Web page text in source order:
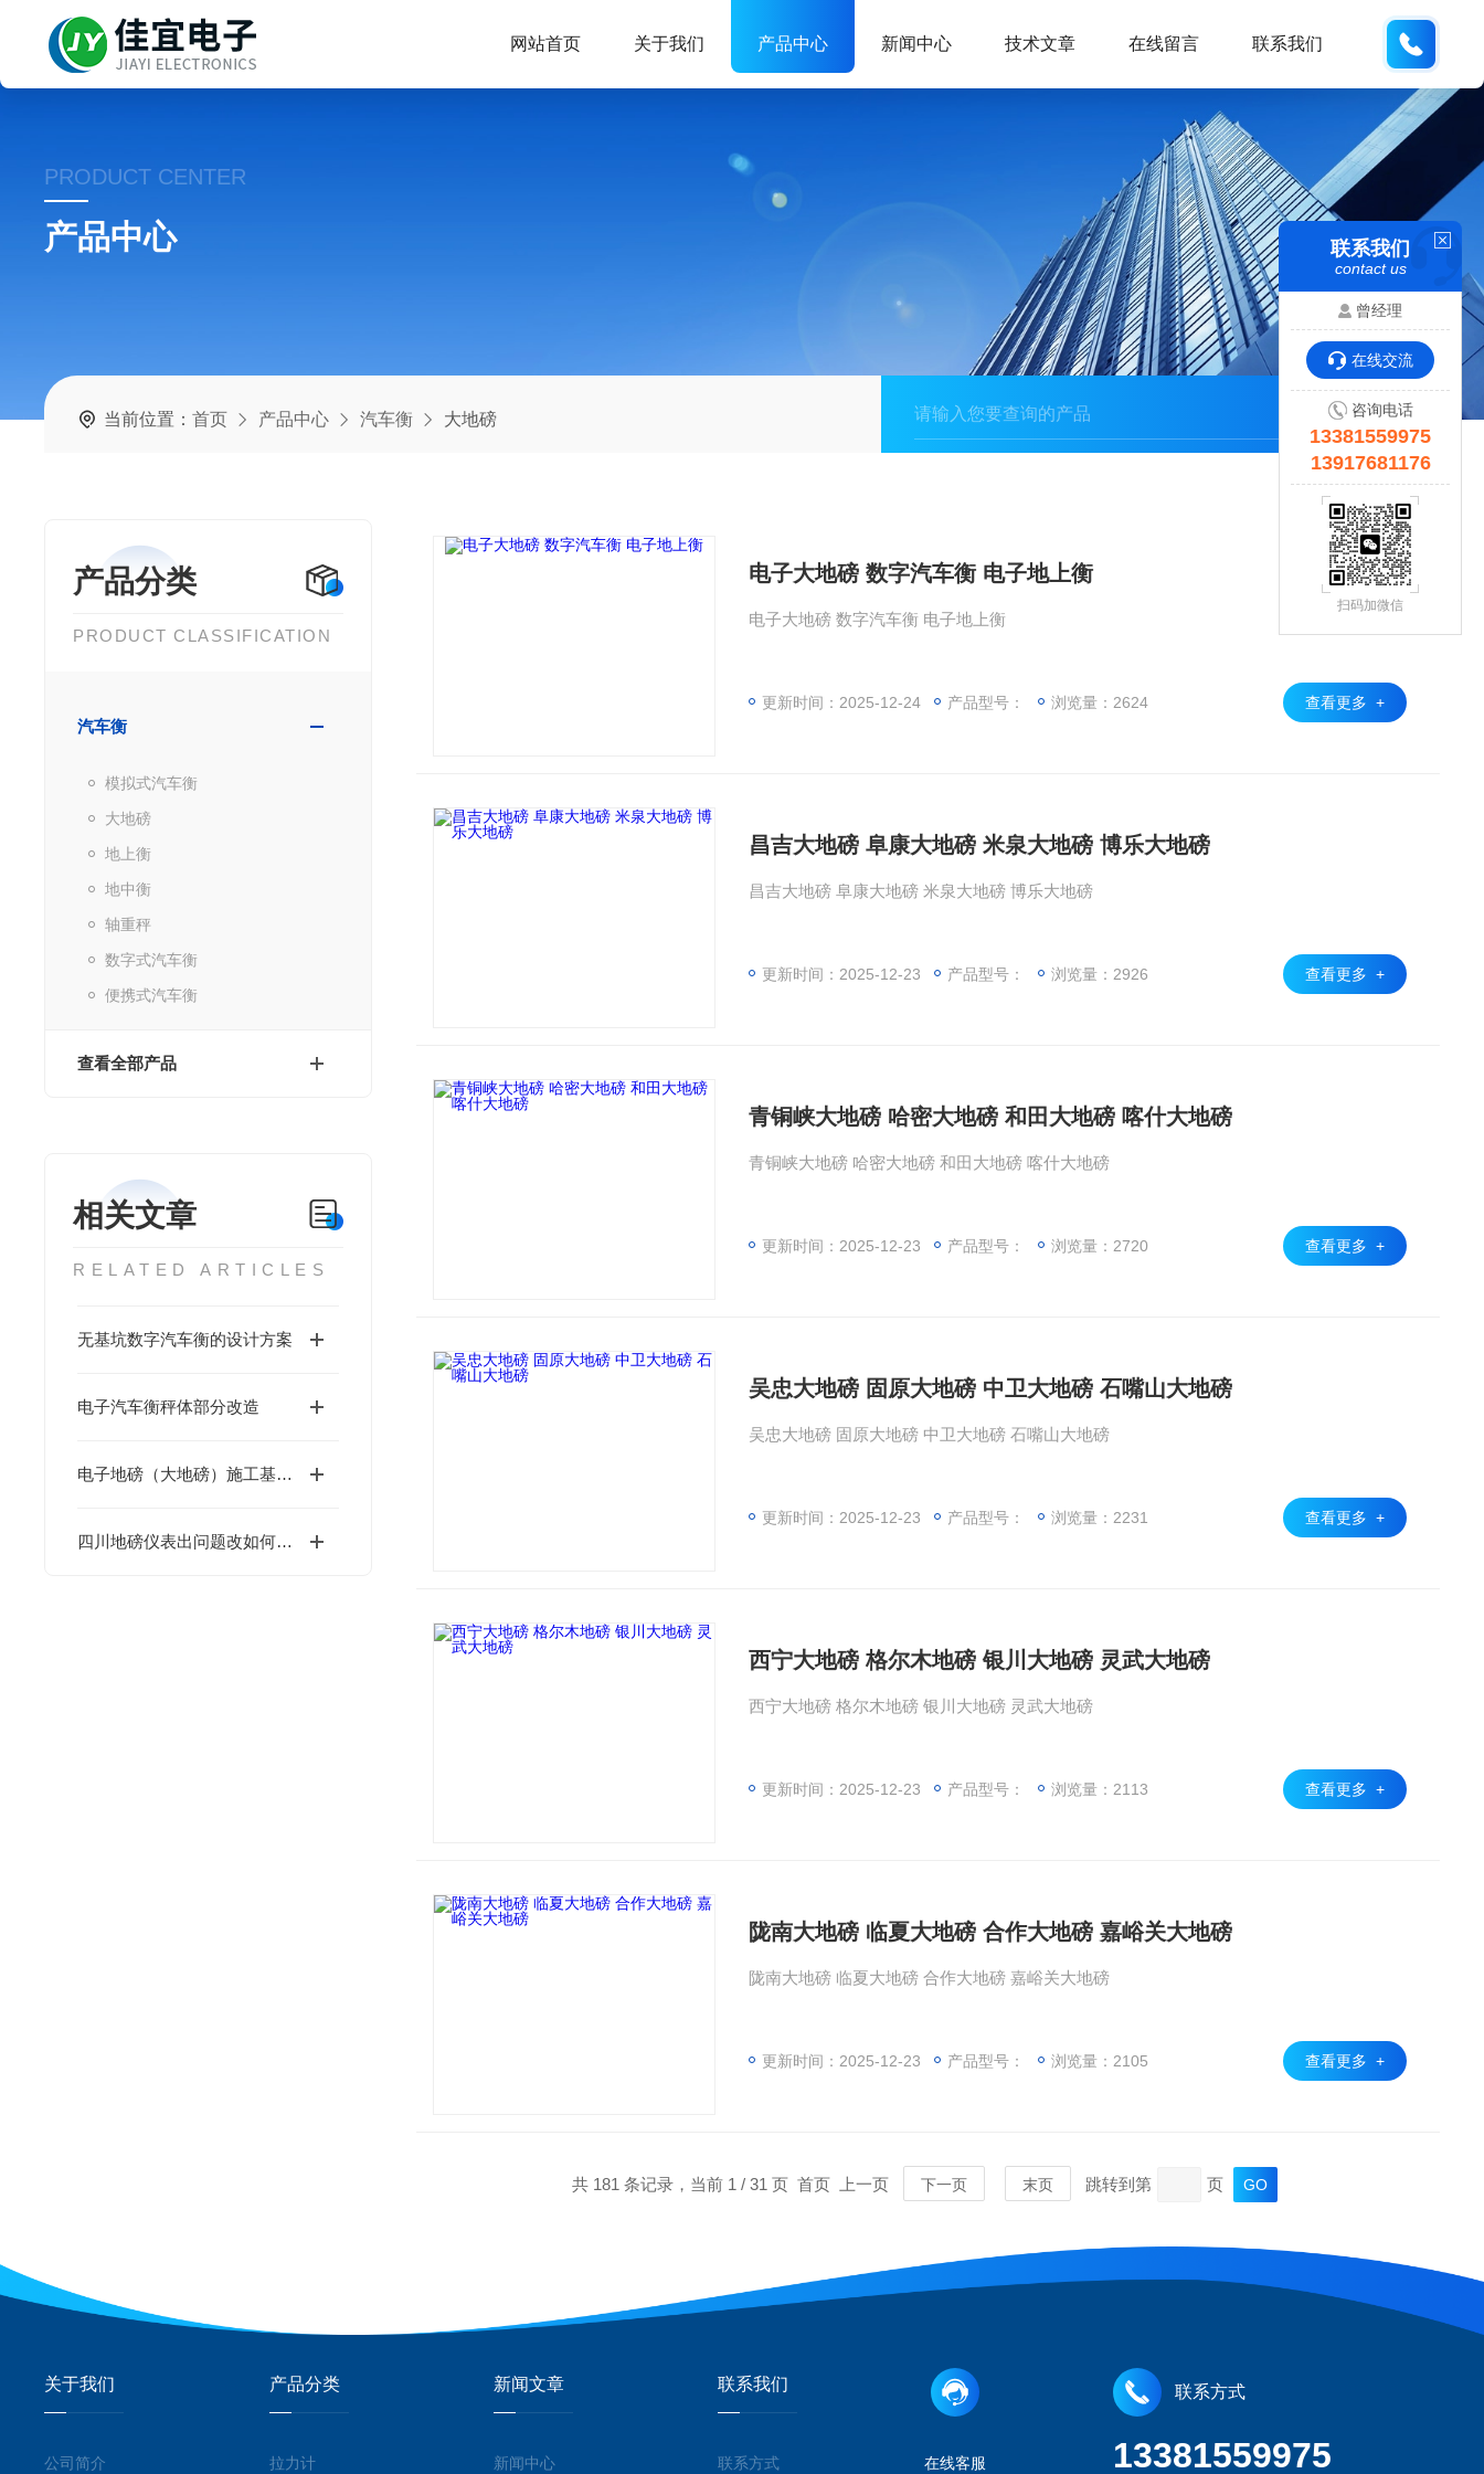
网站首页 关于我们 产品中心 新闻中心 技术文章 在线留言 联系我们
PRODUCT CENTER
产品中心
当前位置：首页 产品中心 汽车衡 大地磅
产品分类
PRODUCT CLASSIFICATION
汽车衡
模拟式汽车衡
大地磅
地上衡
地中衡
轴重秤
数字式汽车衡
便携式汽车衡
查看全部产品
相关文章
RELATED ARTICLES
无基坑数字汽车衡的设计方案
电子汽车衡秤体部分改造
电子地磅（大地磅）施工基础说明
四川地磅仪表出问题改如何解决？
电子大地磅 数字汽车衡 电子地上衡
电子大地磅 数字汽车衡 电子地上衡
更新时间：2025-12-24 产品型号： 浏览量：2624 查看更多 +
昌吉大地磅 阜康大地磅 米泉大地磅 博乐大地磅
昌吉大地磅 阜康大地磅 米泉大地磅 博乐大地磅
更新时间：2025-12-23 产品型号： 浏览量：2926 查看更多 +
青铜峡大地磅 哈密大地磅 和田大地磅 喀什大地磅
青铜峡大地磅 哈密大地磅 和田大地磅 喀什大地磅
更新时间：2025-12-23 产品型号： 浏览量：2720 查看更多 +
吴忠大地磅 固原大地磅 中卫大地磅 石嘴山大地磅
吴忠大地磅 固原大地磅 中卫大地磅 石嘴山大地磅
更新时间：2025-12-23 产品型号： 浏览量：2231 查看更多 +
西宁大地磅 格尔木地磅 银川大地磅 灵武大地磅
西宁大地磅 格尔木地磅 银川大地磅 灵武大地磅
更新时间：2025-12-23 产品型号： 浏览量：2113 查看更多 +
陇南大地磅 临夏大地磅 合作大地磅 嘉峪关大地磅
陇南大地磅 临夏大地磅 合作大地磅 嘉峪关大地磅
更新时间：2025-12-23 产品型号： 浏览量：2105 查看更多 +
共 181 条记录，当前 1 / 31 页 首页 上一页 下一页 末页 跳转到第 页
关于我们
公司简介
产品分类
拉力计
新闻文章
新闻中心
联系我们
联系方式 在线客服
联系方式
13381559975
联系我们
contact us
曾经理
在线交流
咨询电话
13381559975
13917681176
扫码加微信